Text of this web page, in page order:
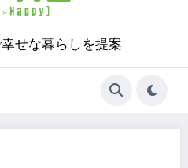
せな暮らしを提案